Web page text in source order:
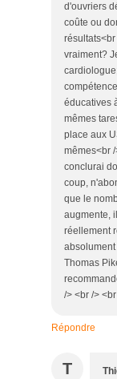
d'ouvriers
coûte ou
vraiment?
éducatives
mêmes
place aux
mêmes<br
conclurai
coup,
que le
augmente,
réellement
Thomas
/> <br />
Répondre
T